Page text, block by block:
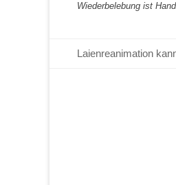
Wiederbelebung ist
Primäres Menü
Inhalt
Laienreanimation